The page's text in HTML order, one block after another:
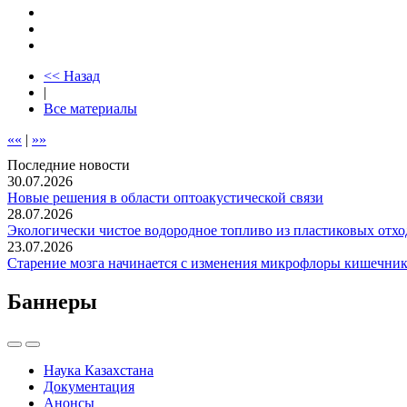
<< Назад
|
Все материалы
«« | »»
Последние новости
30.07.2026
Новые решения в области оптоакустической связи
28.07.2026
Экологически чистое водородное топливо из пластиковых
23.07.2026
Старение мозга начинается с изменения микрофлоры
Баннеры
Наука Казахстана
Документация
Анонсы